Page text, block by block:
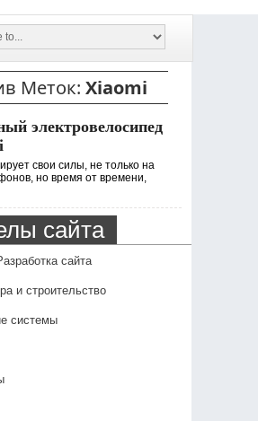
Меток: Xiaomi
электровелосипед
свои силы, не только на
но время от времени,
сайта
сайта
и строительство
системы